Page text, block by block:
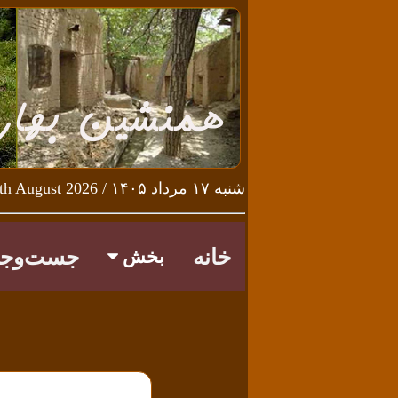
شنبه ۱۷ مرداد ۱۴۰۵ / Saturday 8th August 2026
خانه بخش